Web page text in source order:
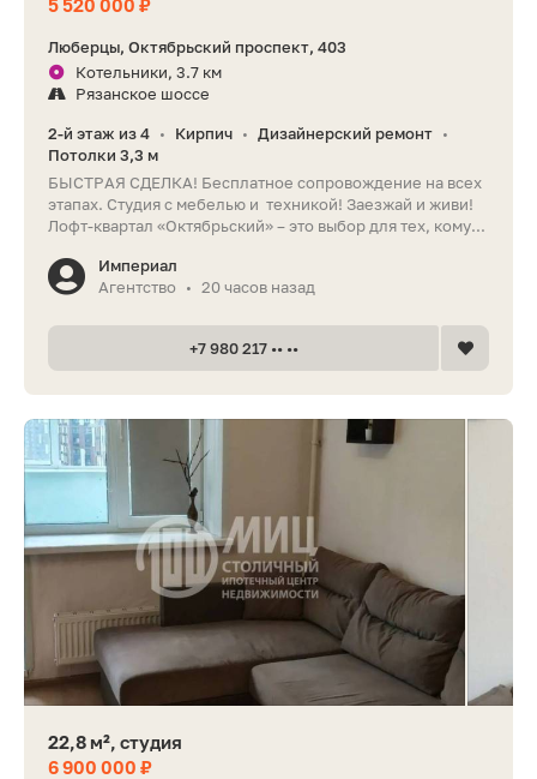
5 520 000 ₽
Люберцы, Октябрьский проспект, 403
Котельники, 3.7 км
Рязанское шоссе
2-й этаж из 4 • Кирпич • Дизайнерский ремонт •
Потолки 3,3 м
БЫСТРАЯ СДЕЛКА! Бесплатное сопровождение на всех
этапах. Студия с мебелью и техникой! Заезжай и живи!
Лофт-квартал «Октябрьский» – это выбор для тех, кому...
Империал
Агентство
• 20 часов назад
+7 980 217 •• ••
22,8 м², студия
6 900 000 ₽